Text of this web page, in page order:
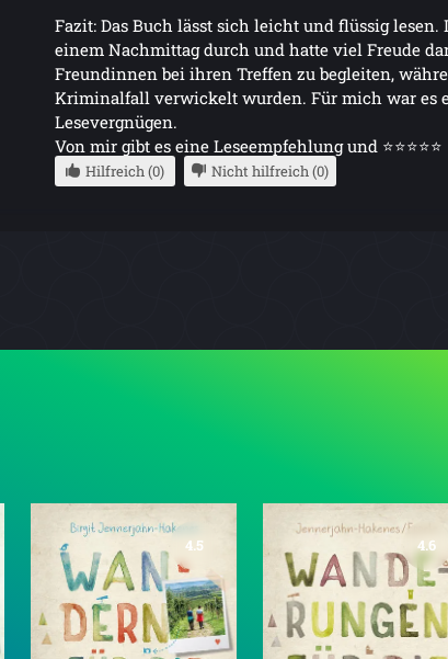
Fazit: Das Buch lässt sich leicht und flüssig lesen.
einem Nachmittag durch und hatte viel Freude
Freundinnen bei ihren Treffen zu begleiten,
Kriminalfall verwickelt wurden. Für mich war es
Lesevergnügen.
Von mir gibt es eine Leseempfehlung und ⭐⭐⭐⭐⭐
Hilfreich (0) Nicht hilfreich (0)
4.5 4.6